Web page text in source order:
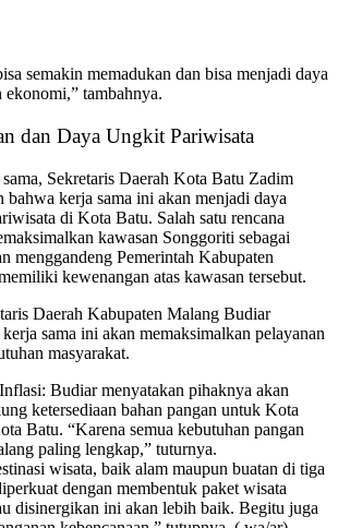
semakin memadukan dan bisa menjadi daya
tambahnya.
dan Daya Ungkit Pariwisata
Sekretaris Daerah Kota Batu Zadim
bahwa kerja sama ini akan menjadi daya
di Kota Batu. Salah satu rencana
kawasan Songgoriti sebagai
menggandeng Pemerintah Kabupaten
kewenangan atas kawasan tersebut.
Daerah Kabupaten Malang Budiar
sama ini akan memaksimalkan pelayanan
masyarakat.
Budiar menyatakan pihaknya akan
ketersediaan bahan pangan untuk Kota
Batu. “Karena semua kebutuhan pangan
paling lengkap,” tuturnya.
wisata, baik alam maupun buatan di tiga
dengan membentuk paket wisata
disinergikan ini akan lebih baik. Begitu juga